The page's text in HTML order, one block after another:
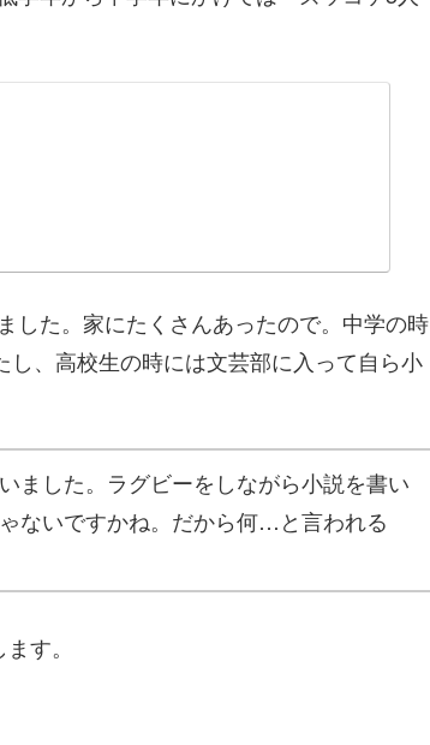
した。家にたくさんあったので。中学の時
、高校生の時には文芸部に入って自ら小
ました。ラグビーをしながら小説を書い
ないですかね。だから何…と言われる
す。